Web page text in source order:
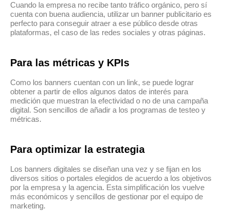
Cuando la empresa no recibe tanto tráfico orgánico, pero sí
cuenta con buena audiencia, utilizar un banner publicitario es
perfecto para conseguir atraer a ese público desde otras
plataformas, el caso de las redes sociales y otras páginas.
Para las métricas y KPIs
Como los banners cuentan con un link, se puede lograr
obtener a partir de ellos algunos datos de interés para
medición que muestran la efectividad o no de una campaña
digital. Son sencillos de añadir a los programas de testeo y
métricas.
Para optimizar la estrategia
Los banners digitales se diseñan una vez y se fijan en los
diversos sitios o portales elegidos de acuerdo a los objetivos
por la empresa y la agencia. Esta simplificación los vuelve
más económicos y sencillos de gestionar por el equipo de
marketing.